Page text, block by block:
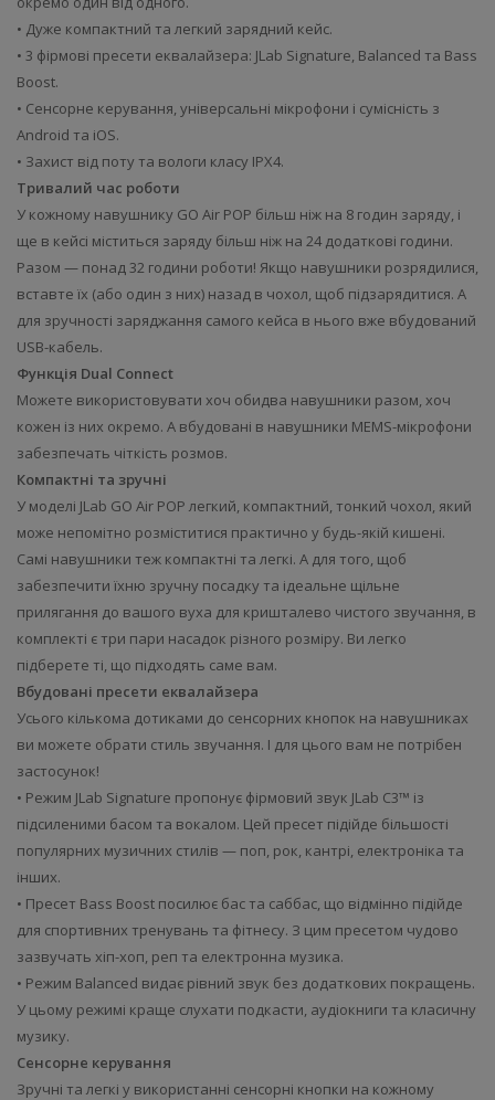
• Дуже компактний та легкий зарядний кейс.
• 3 фірмові пресети еквалайзера: JLab Signature, Balanced та Bass
Boost.
• Сенсорне керування, універсальні мікрофони і сумісність з
Android та iOS.
• Захист від поту та вологи класу IPX4.
Тривалий час роботи
У кожному навушнику GO Air POP більш ніж на 8 годин заряду, і
ще в кейсі міститься заряду більш ніж на 24 додаткові години.
Разом — понад 32 години роботи! Якщо навушники розрядилися,
вставте їх (або один з них) назад в чохол, щоб підзарядитися. А
для зручності заряджання самого кейса в нього вже вбудований
USB-кабель.
Функція Dual Connect
Можете використовувати хоч обидва навушники разом, хоч
кожен із них окремо. А вбудовані в навушники MEMS-мікрофони
забезпечать чіткість розмов.
Компактні та зручні
У моделі JLab GO Air POP легкий, компактний, тонкий чохол, який
може непомітно розміститися практично у будь-якій кишені.
Самі навушники теж компактні та легкі. А для того, щоб
забезпечити їхню зручну посадку та ідеальне щільне
прилягання до вашого вуха для кришталево чистого звучання, в
комплекті є три пари насадок різного розміру. Ви легко
підберете ті, що підходять саме вам.
Вбудовані пресети еквалайзера
Усього кількома дотиками до сенсорних кнопок на навушниках
ви можете обрати стиль звучання. І для цього вам не потрібен
застосунок!
• Режим JLab Signature пропонує фірмовий звук JLab C3™ із
підсиленими басом та вокалом. Цей пресет підійде більшості
популярних музичних стилів — поп, рок, кантрі, електроніка та
інших.
• Пресет Bass Boost посилює бас та саббас, що відмінно підійде
для спортивних тренувань та фітнесу. З цим пресетом чудово
зазвучать хіп-хоп, реп та електронна музика.
• Режим Balanced видає рівний звук без додаткових покращень.
У цьому режимі краще слухати подкасти, аудіокниги та класичну
музику.
Сенсорне керування
Зручні та легкі у використанні сенсорні кнопки на кожному